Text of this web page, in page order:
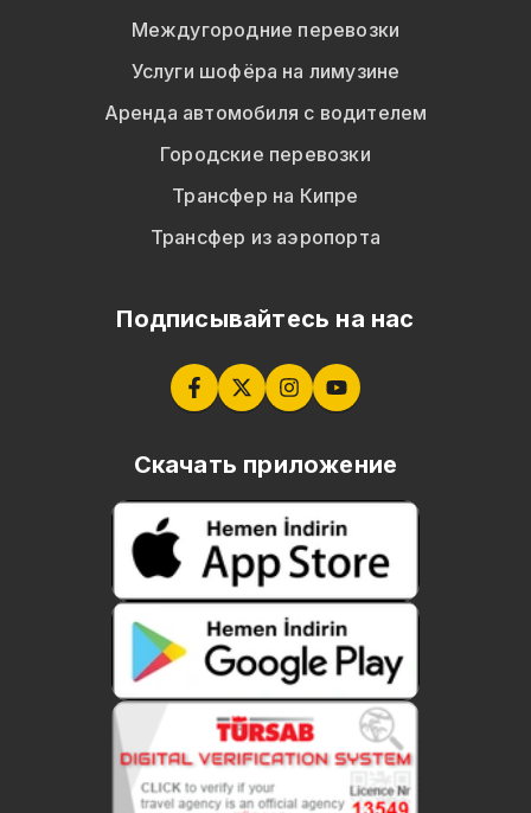
Междугородние перевозки
Услуги шофёра на лимузине
Аренда автомобиля с водителем
Городские перевозки
Трансфер на Кипре
Трансфер из аэропорта
Подписывайтесь на нас
Скачать приложение